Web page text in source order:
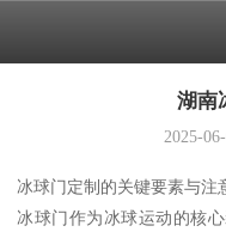
湖南
2025-
冰球门定制的关键要素与注
冰球门作为冰球运动的核